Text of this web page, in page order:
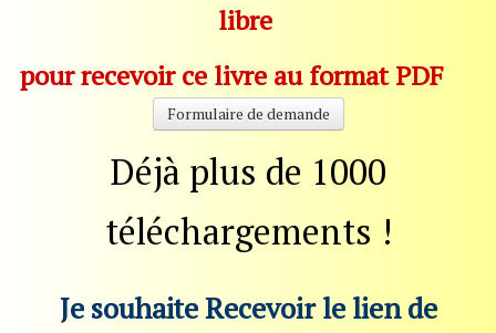
libre
pour recevoir ce livre au format PDF
Formulaire de demande
Déjà plus de 1000
téléchargements !
Je souhaite Recevoir le lien de